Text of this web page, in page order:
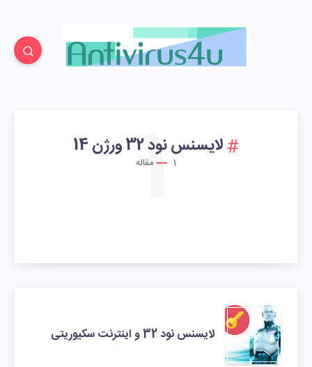
لایسنس نود 32 ورژن 14
1 مقاله
1
لایسنس نود 32 و اینترنت سکیوریتی